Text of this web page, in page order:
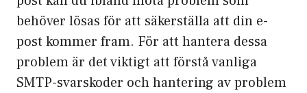
behöver lösas för att säkerställa att din e-
post kommer fram. För att hantera dessa
problem är det viktigt att förstå vanliga
SMTP-svarskoder och hantering av problem